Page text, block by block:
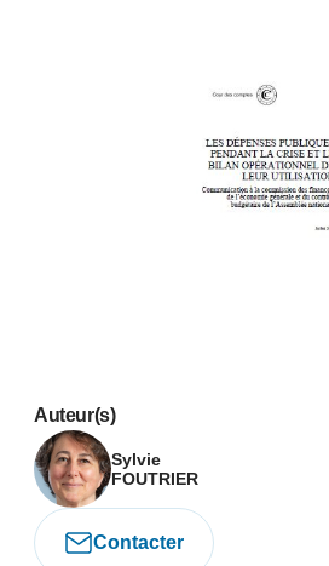
Auteur(s)
Sylvie
FOUTRIER
Contacter